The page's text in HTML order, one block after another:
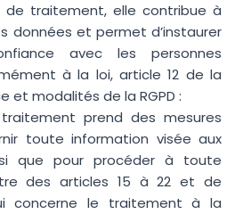
de traitement, elle contribue à
données et permet d’instaurer
avec les personnes
à la loi, article 12 de la
et modalités de la RGPD :
prend des mesures
toute information visée aux
que pour procéder à toute
des articles 15 à 22 et de
concerne le traitement à la